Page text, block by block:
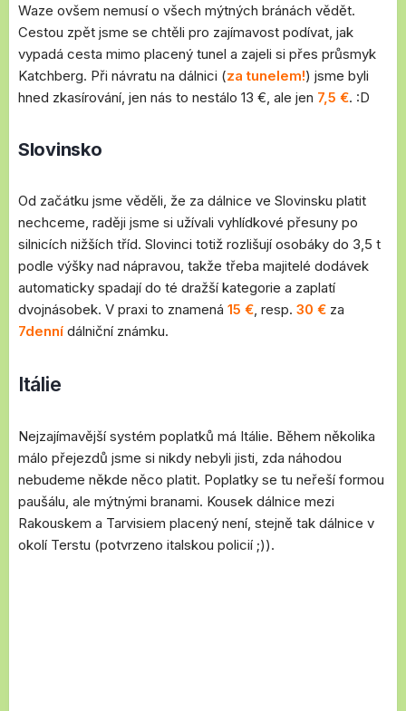
Waze ovšem nemusí o všech mýtných bránách vědět.
Cestou zpět jsme se chtěli pro zajímavost podívat, jak
vypadá cesta mimo placený tunel a zajeli si přes průsmyk
Katchberg. Při návratu na dálnici (za tunelem!) jsme byli
hned zkasírování, jen nás to nestálo 13 €, ale jen 7,5 €. :D
Slovinsko
Od začátku jsme věděli, že za dálnice ve Slovinsku platit
nechceme, raději jsme si užívali vyhlídkové přesuny po
silnicích nižších tříd. Slovinci totiž rozlišují osobáky do 3,5 t
podle výšky nad nápravou, takže třeba majitelé dodávek
automaticky spadají do té dražší kategorie a zaplatí
dvojnásobek. V praxi to znamená 15 €, resp. 30 € za
7denní dálniční známku.
Itálie
Nejzajímavější systém poplatků má Itálie. Během několika
málo přejezdů jsme si nikdy nebyli jisti, zda náhodou
nebudeme někde něco platit. Poplatky se tu neřeší formou
paušálu, ale mýtnými branami. Kousek dálnice mezi
Rakouskem a Tarvisiem placený není, stejně tak dálnice v
okolí Terstu (potvrzeno italskou policií ;)).